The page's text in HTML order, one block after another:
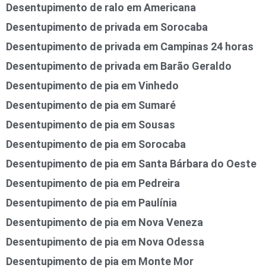
Desentupimento de ralo em Americana
Desentupimento de privada em Sorocaba
Desentupimento de privada em Campinas 24 horas
Desentupimento de privada em Barão Geraldo
Desentupimento de pia em Vinhedo
Desentupimento de pia em Sumaré
Desentupimento de pia em Sousas
Desentupimento de pia em Sorocaba
Desentupimento de pia em Santa Bárbara do Oeste
Desentupimento de pia em Pedreira
Desentupimento de pia em Paulínia
Desentupimento de pia em Nova Veneza
Desentupimento de pia em Nova Odessa
Desentupimento de pia em Monte Mor